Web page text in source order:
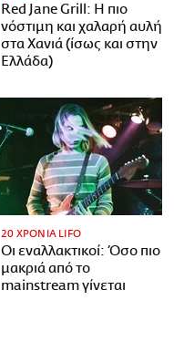
Red Jane Grill: Η πιο
νόστιμη και χαλαρή αυλή
στα Χανιά (ίσως και στην
Ελλάδα)
20 ΧΡΟΝΙΑ LIFO
Οι εναλλακτικοί: Όσο πιο
μακριά από το
mainstream γίνεται